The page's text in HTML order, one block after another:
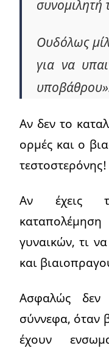
συνομιλητή
Ουδόλως
για να
Αν δεν το
ορμές και ο
τεστοστερόνης!
Αν έχεις
γυναικών, τι
και
Ασφαλώς δεν
σύννεφα, όταν
έχουν